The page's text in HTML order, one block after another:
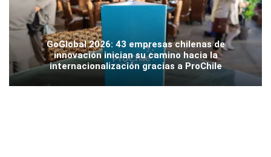
GoGlobal 2026: 43 empresas chilenas de
innovación inician su camino hacia la
internacionalización gracias a ProChile